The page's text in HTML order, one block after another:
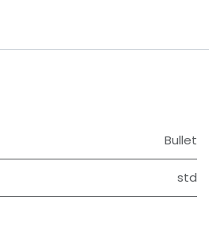
Bullet
std